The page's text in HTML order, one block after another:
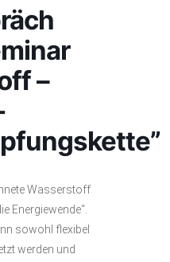
–
Wasserstoff
Energiewende“.
sowohl flexibel
werden und